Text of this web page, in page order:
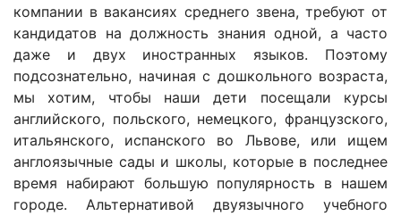
компании в вакансиях среднего звена, требуют от
кандидатов на должность знания одной, а часто
даже и двух иностранных языков. Поэтому
подсознательно, начиная с дошкольного возраста,
мы хотим, чтобы наши дети посещали курсы
английского, польского, немецкого, французского,
итальянского, испанского во Львове, или ищем
англоязычные сады и школы, которые в последнее
время набирают большую популярность в нашем
городе. Альтернативой двуязычного учебного